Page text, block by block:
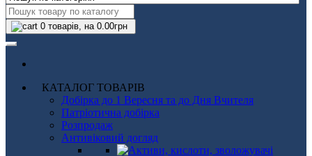
0 товарів, на 0.00грн
КАТАЛОГ ТОВАРІВ
Добірка до 1 Вересня та до Дня Вчителя
Патріотична добірка
Розпродаж
Антивіковий догляд